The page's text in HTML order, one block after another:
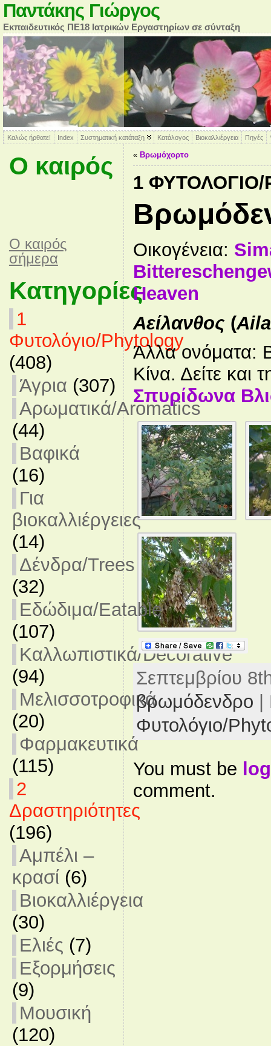
Παντάκης Γιώργος
Εκπαιδευτικός ΠΕ18 Ιατρικών Εργαστηρίων σε σύνταξη
Καλώς ήρθατε! Index Συστηματική κατάταξη Κατάλογος Βιοκαλλιέργεια Πηγές
Ο καιρός
O καιρός
σήμερα
Κατηγορίες
1
Φυτολόγιο/Phytology
(408)
Άγρια (307)
Αρωματικά/Aromatics
(44)
Βαφικά
(16)
Για
βιοκαλλιέργειες
(14)
Δένδρα/Trees
(32)
Εδώδιμα/Eatable
(107)
Καλλωπιστικά/Decorative
(94)
Μελισσοτροφικά
(20)
Φαρμακευτικά
(115)
2
Δραστηριότητες
(196)
Αμπέλι –
κρασί (6)
Βιοκαλλιέργεια
(30)
Ελιές (7)
Εξορμήσεις
(9)
Μουσική
(120)
« Βρωμόχορτο
1 ΦΥΤΟΛΌΓΙΟ/
Οικογένεια:
Heaven
Αείλανθος (
Άλλα ονόματα:
Κίνα. Δείτε και
Σπυρίδωνα
Σεπτεμβρίου
βρωμόδενδρο
Φυτολόγιο/
You must be
comment.